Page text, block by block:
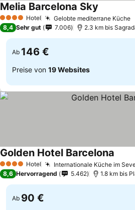
4 Sterne Hotel Gelobte mediterrane Küche
Melia Barcelona Sky
8,4 Sehr gut 7.006 2.3 km bis
Ab 146 €
Preise von 19 Websites
4 Sterne Hotel Internationale Küche im
Golden Hotel Barcelona
8,6 Hervorragend 5.462 1.8 km bis
Ab 90 €